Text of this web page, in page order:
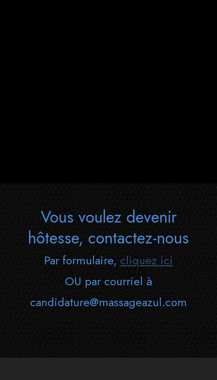
Vous voulez devenir
hôtesse, contactez-nous
Par formulaire,cliquez ici
OU par courriel à
candidature@massageazul.com